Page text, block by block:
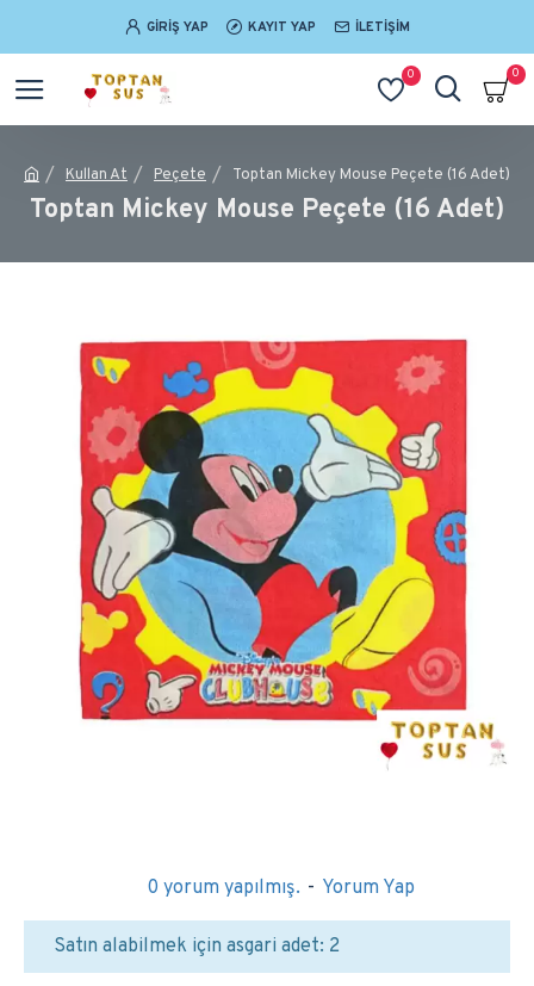
GIRIŞ YAP KAYIT YAP İLETIŞIM
0 0
Kullan At Peçete Toptan Mickey Mouse Peçete (16 Adet)
Toptan Mickey Mouse Peçete (16 Adet)
0 yorum yapılmış. - Yorum Yap
Satın alabilmek için asgari adet: 2